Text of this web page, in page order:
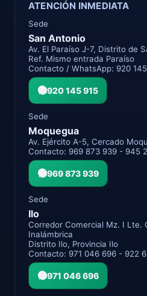
ATENCIÓN INMEDIATA
Sede
San Antonio
Av. El Paraíso J-7, Distrito de
Ref. Mismo entrada Paraíso
Contacto / WhatsApp: 920
920 145 915
Sede
Moquegua
Av. Ejército A-5, Cercado
Contacto: 969 873 939 - 945
969 873 939
Sede
Ilo
Corredor Comercial Mz. I Lte.
Inalámbrica
Distrito Ilo, Provincia Ilo
Contacto: 971 046 696 - 922
971 046 696